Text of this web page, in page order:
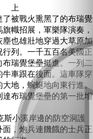
被戰火熏黑了的布瑞覺
幟招展，軍樂隊演奏，
也雄壯地穿過大草原加
列。一千五百名美國正
瑞覺堡壘挺進。一列二
車跟在後面。這車隊穿
地，蜿蜒地向東行進。
布瑞覺堡壘的第一批增
小溪岸邊的防空洞護
，炮兵連饑餓的士兵正